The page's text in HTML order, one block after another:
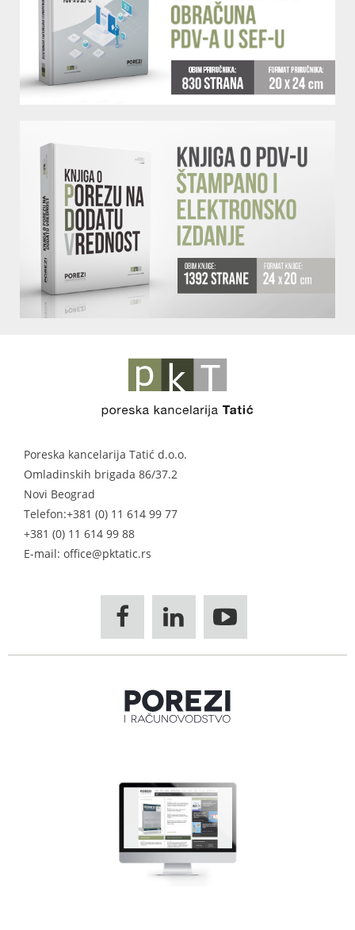
Poreska kancelarija Tatić d.o.o.
Omladinskih brigada 86/37.2
Novi Beograd
Telefon:+381 (0) 11 614 99 77
+381 (0) 11 614 99 88
E-mail: office@pktatic.rs
  